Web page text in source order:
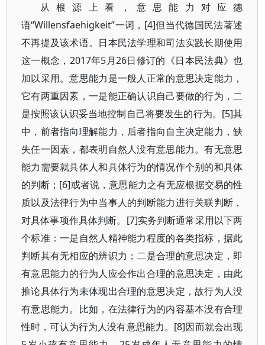
从根源上看，意思能力对应德
语“Willensfaehigkeit”一词，[4]但当代德国民法著述
不再提及该术语。日本民法学理和司法实践长期使用
这一概念，2017年5月26日修订的《日本民法典》也
加以采用。意思能力是一般人正常的意思决定能力，
它有两重因素，一是能正确认识自己要做的行为，二
是按照该认识妥当地控制自己将要发生的行为。[5]其
中，前者指向理解能力，后者指向自主决定能力，缺
失任一因素，都表明自然人没有意思能力。有无意思
能力需要就具体人和具体行为的情况作个别的和具体
的判断；[6]或者说，意思能力之有无应根据交易的性
质以及法律行为中当事人的判断能力进行关联判断，
对具体事项作具体判断。[7]实务判断通常采用以下两
个标准：一是自然人精神能力程度的各类指标，据此
判断其有无相应的辨识力；二是合理的意思决定，即
有意思能力的行为人应会作出合理的意思决定，由此
推论具体行为未体现出合理的意思决定，故行为人没
有意思能力。比如，在法律行为的内容基本没有合理
性时，可认为行为人没有意思能力。[8]因而就会出现